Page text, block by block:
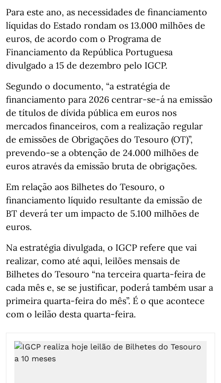
Para este ano, as necessidades de financiamento
líquidas do Estado rondam os 13.000 milhões de
euros, de acordo com o Programa de
Financiamento da República Portuguesa
divulgado a 15 de dezembro pelo IGCP.
Segundo o documento, “a estratégia de
financiamento para 2026 centrar-se-á na emissão
de títulos de dívida pública em euros nos
mercados financeiros, com a realização regular
de emissões de Obrigações do Tesouro (OT)”,
prevendo-se a obtenção de 24.000 milhões de
euros através da emissão bruta de obrigações.
Em relação aos Bilhetes do Tesouro, o
financiamento líquido resultante da emissão de
BT deverá ter um impacto de 5.100 milhões de
euros.
Na estratégia divulgada, o IGCP refere que vai
realizar, como até aqui, leilões mensais de
Bilhetes do Tesouro “na terceira quarta-feira de
cada mês e, se se justificar, poderá também usar a
primeira quarta-feira do mês”. É o que acontece
com o leilão desta quarta-feira.